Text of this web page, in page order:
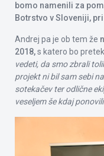
bomo namenili za
Botrstvo v Sloveniji,
Andrej pa je ob tem že
2018,s katero bo
vedeti, da smo zbrali
projekt ni bil sam sebi
sotekačev ter odlične
veseljem še kdaj